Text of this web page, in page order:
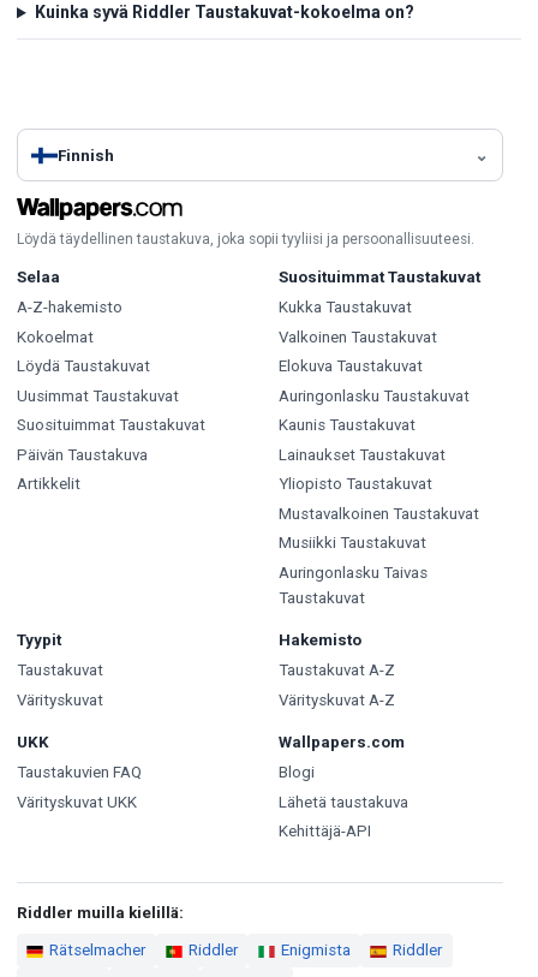
Kuinka syvä Riddler Taustakuvat-kokoelma on?
Finnish
Löydä täydellinen taustakuva, joka sopii tyyliisi ja persoonallisuuteesi.
Selaa
A-Z-hakemisto
Kokoelmat
Löydä Taustakuvat
Uusimmat Taustakuvat
Suosituimmat Taustakuvat
Päivän Taustakuva
Artikkelit
Suosituimmat Taustakuvat
Kukka Taustakuvat
Valkoinen Taustakuvat
Elokuva Taustakuvat
Auringonlasku Taustakuvat
Kaunis Taustakuvat
Lainaukset Taustakuvat
Yliopisto Taustakuvat
Mustavalkoinen Taustakuvat
Musiikki Taustakuvat
Auringonlasku Taivas
Taustakuvat
Tyypit
Taustakuvat
Värityskuvat
Hakemisto
Taustakuvat A-Z
Värityskuvat A-Z
UKK
Taustakuvien FAQ
Värityskuvat UKK
Wallpapers.com
Blogi
Lähetä taustakuva
Kehittäjä-API
Riddler muilla kielillä:
Rätselmacher Riddler Enigmista
Riddler